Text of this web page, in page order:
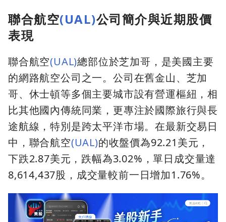
聯合航空(UAL)公司簡介與近期股價
表現
聯合航空(UAL)總部位於芝加哥，是美國主要
的網路航空公司之一。公司在舊金山、芝加
哥、休士頓等多個主要城市設有營運樞紐，相
比其他國內傳統同業，更專注於國際旅行與長
途航線，特別是跨太平洋市場。在最新交易日
中，聯合航空(UAL)的收盤價為92.21美元，
下跌2.87美元，跌幅為3.02%，單日成交量達
8,614,437股，成交量較前一日增加1.76%。